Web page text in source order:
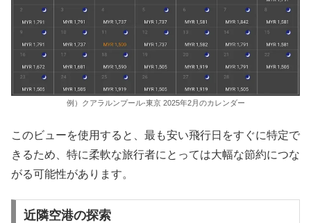
例）クアラルンプール-東京 2025年2月のカレンダー
このビューを使用すると、最も安い飛行日をすぐに特定で
きるため、特に柔軟な旅行者にとっては大幅な節約につな
がる可能性があります。
近隣空港の探索